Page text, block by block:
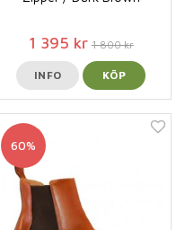
1 395 kr 1 800 kr
INFO KÖP
60%